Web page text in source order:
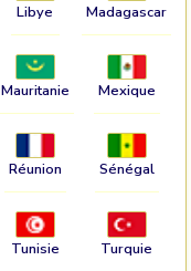
Libye Madagascar
Mauritanie Mexique
Réunion Sénégal
Tunisie Turquie